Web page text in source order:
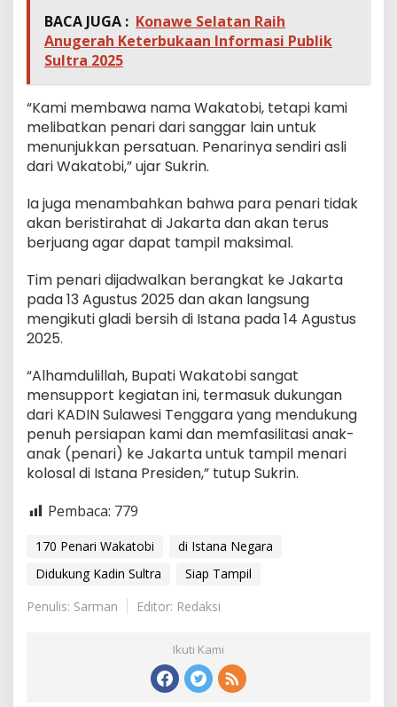
BACA JUGA : Konawe Selatan Raih
Anugerah Keterbukaan Informasi Publik
Sultra 2025
“Kami membawa nama Wakatobi, tetapi kami
melibatkan penari dari sanggar lain untuk
menunjukkan persatuan. Penarinya sendiri asli
dari Wakatobi,” ujar Sukrin.
Ia juga menambahkan bahwa para penari tidak
akan beristirahat di Jakarta dan akan terus
berjuang agar dapat tampil maksimal.
Tim penari dijadwalkan berangkat ke Jakarta
pada 13 Agustus 2025 dan akan langsung
mengikuti gladi bersih di Istana pada 14 Agustus
2025.
“Alhamdulillah, Bupati Wakatobi sangat
mensupport kegiatan ini, termasuk dukungan
dari KADIN Sulawesi Tenggara yang mendukung
penuh persiapan kami dan memfasilitasi anak-
anak (penari) ke Jakarta untuk tampil menari
kolosal di Istana Presiden,” tutup Sukrin.
Pembaca: 779
170 Penari Wakatobi
di Istana Negara
Didukung Kadin Sultra
Siap Tampil
Penulis: Sarman
Editor: Redaksi
Ikuti Kami